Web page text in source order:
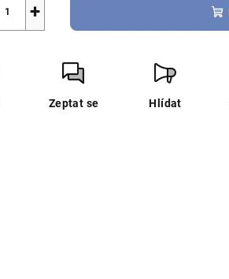
+
Zeptat se Hlídat